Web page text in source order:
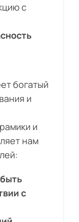
с
богатый
и
и
нам
с